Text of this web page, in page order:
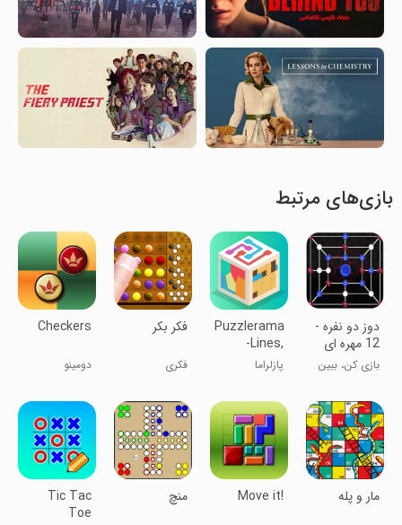
بازی‌های مرتبط
دوز دو نفره -
12 مهره ای
بازی کن، ببین
Puzzlerama
-Lines,
Dots, Pipes
پازلراما
فکر بکر
فکری
Checkers
دومینو
مار و پله Move it! ‏‏منچ
Tic Tac
Toe